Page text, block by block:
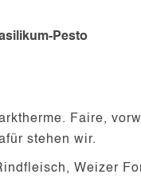
Pesto
Faire,
stehen wir.
Weizer